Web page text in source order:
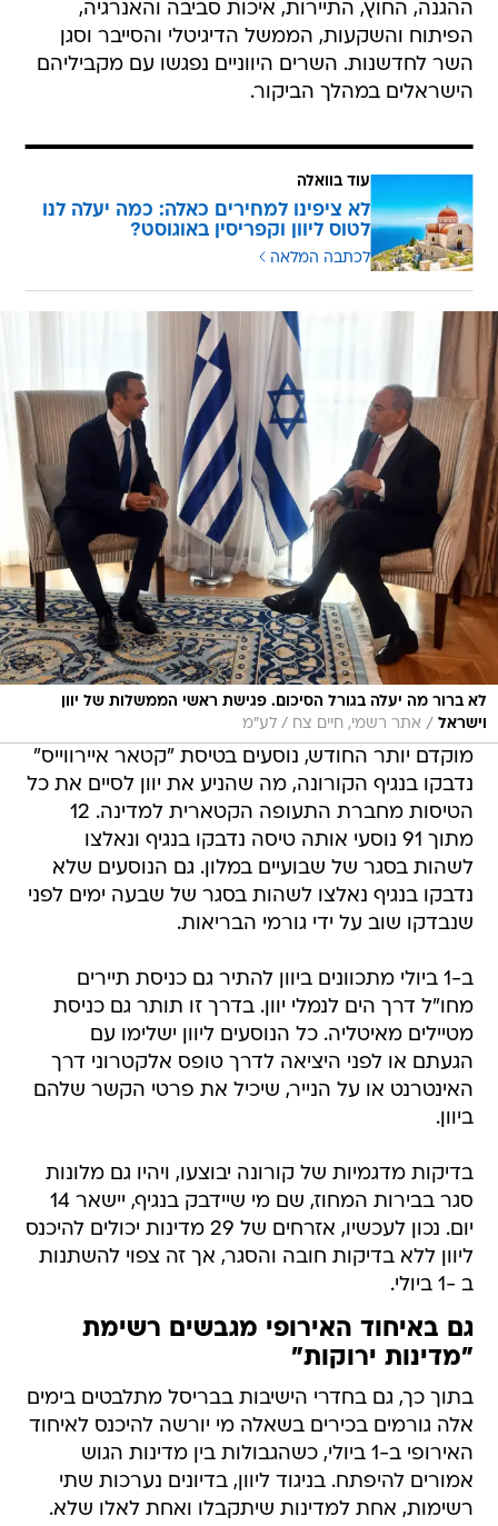
ההגנה, החוץ, התיירות, איכות סביבה והאנרגיה,
הפיתוח והשקעות, הממשל הדיגיטלי והסייבר וסגן
השר לחדשנות. השרים היווניים נפגשו עם מקביליהם
הישראלים במהלך הביקור.
עוד בוואלה
לא ציפינו למחירים כאלה: כמה יעלה לנו
לטוס ליוון וקפריסין באוגוסט?
לכתבה המלאה
לא ברור מה יעלה בגורל הסיכום. פגישת ראשי הממשלות של יוון
וישראל / אתר רשמי, חיים צח / לע"מ
מוקדם יותר החודש, נוסעים בטיסת "קטאר איירווייס"
נדבקו בנגיף הקורונה, מה שהניע את יוון לסיים את כל
הטיסות מחברת התעופה הקטארית למדינה. 12
מתוך 91 נוסעי אותה טיסה נדבקו בנגיף ונאלצו
לשהות בסגר של שבועיים במלון. גם הנוסעים שלא
נדבקו בנגיף נאלצו לשהות בסגר של שבעה ימים לפני
שנבדקו שוב על ידי גורמי הבריאות.
ב-1 ביולי מתכוונים ביוון להתיר גם כניסת תיירים
מחו"ל דרך הים לנמלי יוון. בדרך זו תותר גם כניסת
מטיילים מאיטליה. כל הנוסעים ליוון ישלימו עם
הגעתם או לפני היציאה לדרך טופס אלקטרוני דרך
האינטרנט או על הנייר, שיכיל את פרטי הקשר שלהם
ביוון.
בדיקות מדגמיות של קורונה יבוצעו, ויהיו גם מלונות
סגר בבירות המחוז, שם מי שיידבק בנגיף, יישאר 14
יום. נכון לעכשיו, אזרחים של 29 מדינות יכולים להיכנס
ליוון ללא בדיקות חובה והסגר, אך זה צפוי להשתנות
ב -1 ביולי.
גם באיחוד האירופי מגבשים רשימת
"מדינות ירוקות"
בתוך כך, גם בחדרי הישיבות בבריסל מתלבטים בימים
אלה גורמים בכירים בשאלה מי יורשה להיכנס לאיחוד
האירופי ב-1 ביולי, כשהגבולות בין מדינות הגוש
אמורים להיפתח. בניגוד ליוון, בדיונים נערכות שתי
רשימות, אחת למדינות שיתקבלו ואחת לאלו שלא.